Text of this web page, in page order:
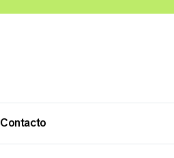
Contacto